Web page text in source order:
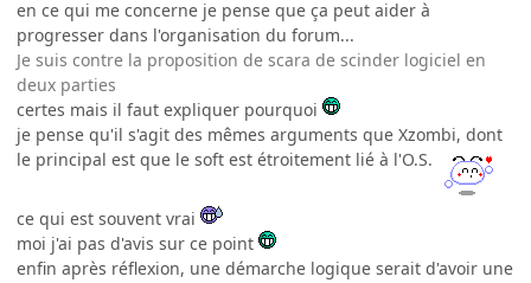
en ce qui me concerne je pense que ça peut aider à
progresser dans l'organisation du forum...
Je suis contre la proposition de scara de scinder logiciel en
deux parties
certes mais il faut expliquer pourquoi
je pense qu'il s'agit des mêmes arguments que Xzombi, dont
le principal est que le soft est étroitement lié à l'O.S.
ce qui est souvent vrai
moi j'ai pas d'avis sur ce point
enfin après réflexion, une démarche logique serait d'avoir une